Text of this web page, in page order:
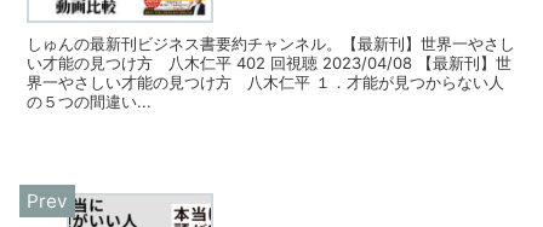
しゅんの最新刊ビジネス書要約チャンネル。【最新刊】世界一やさし
い才能の見つけ方 八木仁平 402 回視聴 2023/04/08 【最新刊】世
界一やさしい才能の見つけ方 八木仁平 １．才能が見つからない人
の５つの間違い...